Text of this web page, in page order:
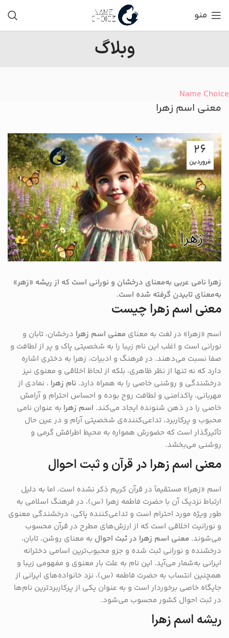
منو
وبلاگ
Name Choice
معنی اسم زهرا
26
فروردین
زهرا نامی عربی به‌معنای درخشان و نورانی است که از ریشه «زهر»
به‌معنای تابیدن گرفته شده است.
معنی اسم زهرا چیست
اسم «زهرا» در لغت به معنای معنی اسم زهرا درخشان، تابان و
نورانی است و اغلب این نام زیبا را به شخصیتی پاک و پر از لطافت و
صفا نسبت می‌دهند. در فرهنگ و ادبیات، زهرا به دختری اشاره
دارد که نه تنها از نظر ظاهری، بلکه از لحاظ اخلاقی و معنوی نیز
درخشندگی و روشنی خاصی را به همراه دارد. نام زهرا ، نمادی از
مهربانی، پاکدامنی و لطافت روح بوده و احساس احترام و آرامش
خاصی را در ذهن شنونده ایجاد می‌کند. اسم زهرا به عنوان نامی
محبوب و پرکاربرد، تداعی‌کننده‌ی شخصیتی آرام و در عین حال
تأثیرگذار است که حضورش همواره به محیط اطرافش گرمی و
روشنی می‌بخشد.
معنی اسم زهرا در قرآن و ثبت احوال
اسم «زهرا» مستقیماً در قرآن کریم ذکر نشده است، اما به دلیل
ارتباط نزدیک آن با حضرت فاطمه زهرا (س)، در فرهنگ اسلامی به
طور ویژه مورد احترام است و تداعی‌کننده پاکی، درخشندگی معنوی
و نورانیت اخلاقی است که از ارزش‌های مطرح در قرآن محسوب
می‌شوند. معنی اسم زهرا در ثبت احوال به معنای روشن، تابان،
درخشنده و نورانی ثبت شده و جزو محبوب‌ترین اسامی دخترانه
ایرانی به‌شمار می‌آید. این نام به علت بار معنوی و مفهومی زیبا و
همچنین انتساب به حضرت فاطمه (س)، نزد خانواده‌های ایرانی از
جایگاه خاصی برخوردار است و به عنوان یکی از پرکاربردترین نام‌ها
در ثبت احوال کشور محسوب می‌شود.
ریشه اسم زهرا